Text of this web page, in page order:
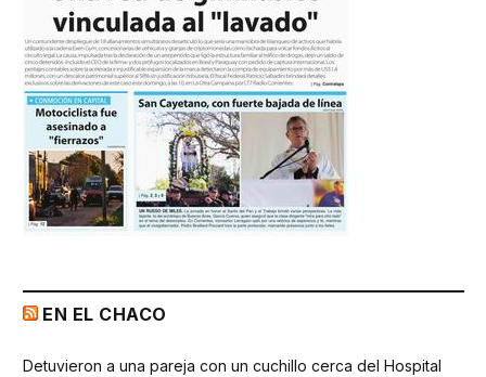
EN EL CHACO
Detuvieron a una pareja con un cuchillo cerca del Hospital